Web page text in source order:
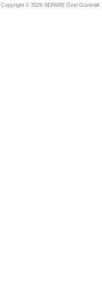
Copyright © 2026 SEPARE Özel Güvenlik